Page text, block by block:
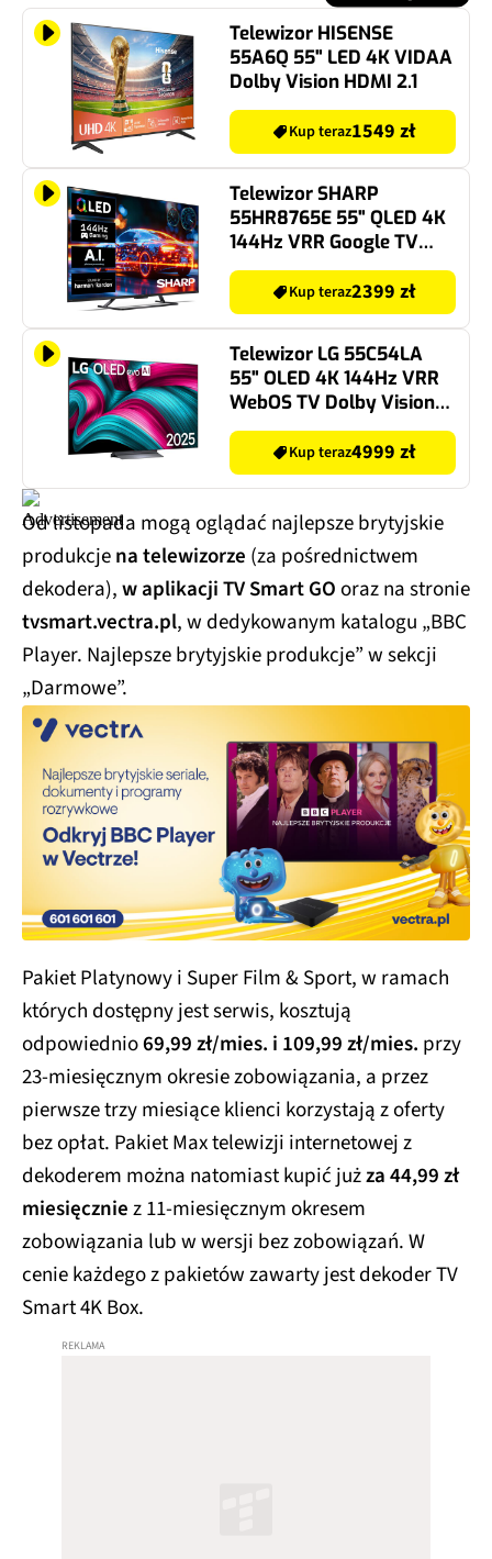
Telewizor HISENSE
55A6Q 55" LED 4K VIDAA
Dolby Vision HDMI 2.1
Kup teraz1549 zł
Telewizor SHARP
55HR8765E 55" QLED 4K
144Hz VRR Google TV
Dolby Vision Dolby
Atmos HDMI 2.1
Kup teraz2399 zł
Telewizor LG 55C54LA
55" OLED 4K 144Hz VRR
WebOS TV Dolby Vision
Dolby Atmos HDMI 2.1
Kup teraz4999 zł
Od listopada mogą oglądać najlepsze brytyjskie
produkcjena telewizorze (za pośrednictwem
dekodera),w aplikacji TV Smart GOoraz na stronie
tvsmart.vectra.pl, w dedykowanym katalogu „BBC
Player. Najlepsze brytyjskie produkcje” w sekcji
„Darmowe”.
Pakiet Platynowy i Super Film & Sport, w ramach
których dostępny jest serwis, kosztują
odpowiednio69,99 zł/mies. i 109,99 zł/mies. przy
23-miesięcznym okresie zobowiązania, a przez
pierwsze trzy miesiące klienci korzystają z oferty
bez opłat. Pakiet Max telewizji internetowej z
dekoderem można natomiast kupić jużza 44,99 zł
miesięczniez 11-miesięcznym okresem
zobowiązania lub w wersji bez zobowiązań. W
cenie każdego z pakietów zawarty jest dekoder TV
Smart 4K Box.